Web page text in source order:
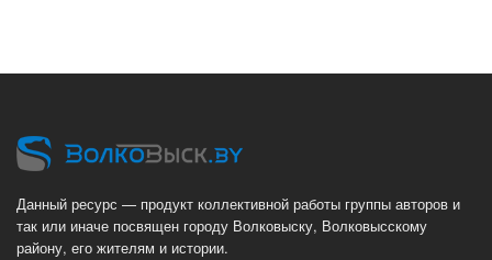
Данный ресурс — продукт коллективной работы группы авторов и
так или иначе посвящен городу Волковыску, Волковысскому
району, его жителям и истории.